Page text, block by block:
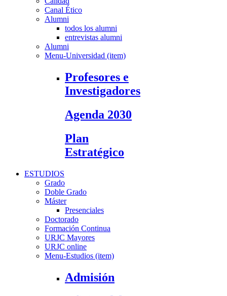
Canal Ético
Alumni
todos los alumni
entrevistas alumni
Alumni
Menu-Universidad (item)
Profesores e
Investigadores
Agenda 2030
Plan
Estratégico
ESTUDIOS
Grado
Doble Grado
Máster
Presenciales
Doctorado
Formación Continua
URJC Mayores
URJC online
Menu-Estudios (item)
Admisión